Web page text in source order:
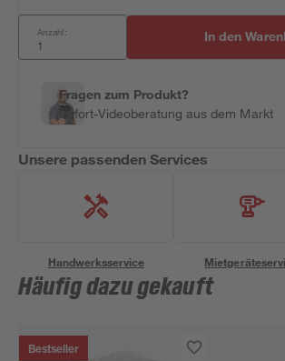
Anzahl: In den
Fragen zum Produkt?
Sofort-Videoberatung aus dem Markt
Unsere passenden Services
Handwerksservice
Häufig dazu gekauft
Bestseller